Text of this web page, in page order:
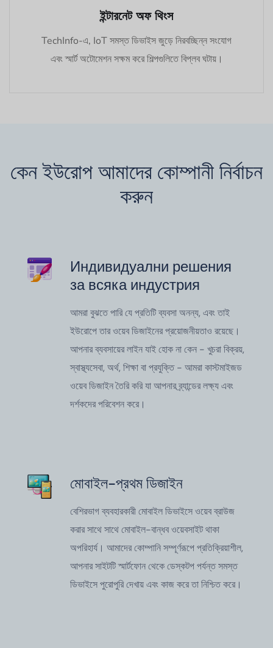
ইন্টারনেট অফ থিংস
TechInfo-এ, IoT সমস্ত ডিভাইস জুড়ে নিরবচ্ছিন্ন সংযোগ
এবং স্মার্ট অটোমেশন সক্ষম করে শিল্পগুলিতে বিপ্লব ঘটায়।
কেন ইউরোপ আমাদের কোম্পানী নির্বাচন
করুন
Индивидуални решения
за всяка индустрия
আমরা বুঝতে পারি যে প্রতিটি ব্যবসা অনন্য, এবং তাই
ইউরোপে তার ওয়েব ডিজাইনের প্রয়োজনীয়তাও রয়েছে।
আপনার ব্যবসায়ের লাইন যাই হোক না কেন - খুচরা বিক্রয়,
স্বাস্থ্যসেবা, অর্থ, শিক্ষা বা প্রযুক্তি - আমরা কাস্টমাইজড
ওয়েব ডিজাইন তৈরি করি যা আপনার ব্র্যান্ডের লক্ষ্য এবং
দর্শকদের পরিবেশন করে।
মোবাইল-প্রথম ডিজাইন
বেশিরভাগ ব্যবহারকারী মোবাইল ডিভাইসে ওয়েব ব্রাউজ
করার সাথে সাথে মোবাইল-বান্ধব ওয়েবসাইট থাকা
অপরিহার্য। আমাদের কোম্পানি সম্পূর্ণরূপে প্রতিক্রিয়াশীল,
আপনার সাইটটি স্মার্টফোন থেকে ডেস্কটপ পর্যন্ত সমস্ত
ডিভাইসে পুরোপুরি দেখায় এবং কাজ করে তা নিশ্চিত করে।